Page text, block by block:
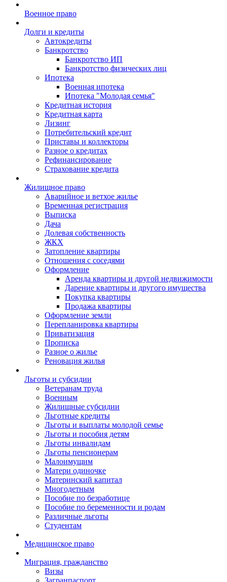
Военное право
Долги и кредиты
Автокредиты
Банкротство
Банкротство ИП
Банкротство физических лиц
Ипотека
Военная ипотека
Ипотека "Молодая семья"
Кредитная история
Кредитная карта
Лизинг
Потребительский кредит
Приставы и коллекторы
Разное о кредитах
Рефинансирование
Страхование кредита
Жилищное право
Аварийное и ветхое жилье
Временная регистрация
Выписка
Дача
Долевая собственность
ЖКХ
Затопление квартиры
Отношения с соседями
Оформление
Аренда квартиры и другой недвижимости
Дарение квартиры и другого имущества
Покупка квартиры
Продажа квартиры
Оформление земли
Перепланировка квартиры
Приватизация
Прописка
Разное о жилье
Реновация жилья
Льготы и субсидии
Ветеранам труда
Военным
Жилищные субсидии
Льготные кредиты
Льготы и выплаты молодой семье
Льготы и пособия детям
Льготы инвалидам
Льготы пенсионерам
Малоимущим
Матери одиночке
Материнский капитал
Многодетным
Пособие по безработице
Пособие по беременности и родам
Различные льготы
Студентам
Медицинское право
Миграция, гражданство
Визы
Загранпаспорт